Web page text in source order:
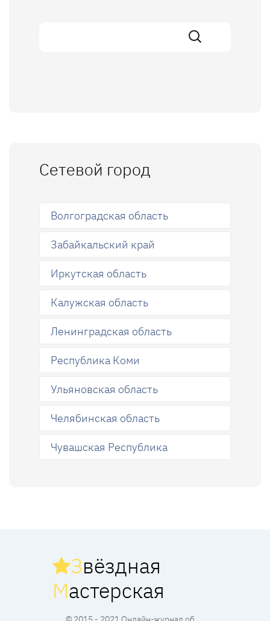
Сетевой город
Волгоградская область
Забайкальский край
Иркутская область
Калужская область
Ленинградская область
Республика Коми
Ульяновская область
Челябинская область
Чувашская Республика
Звёздная
Мастерская